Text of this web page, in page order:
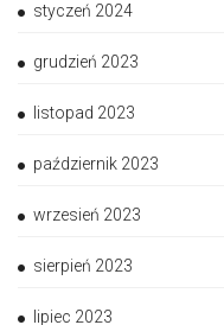
styczeń 2024
grudzień 2023
listopad 2023
październik 2023
wrzesień 2023
sierpień 2023
lipiec 2023